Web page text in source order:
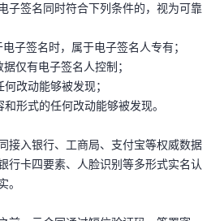
子签名同时符合下列条件的，视为可靠
子签名时，属于电子签名人专有；
仅有电子签名人控制；
改动能够被发现；
形式的任何改动能够被发现。
接入银行、工商局、支付宝等权威数据
行卡四要素、人脸识别等多形式实名认
。